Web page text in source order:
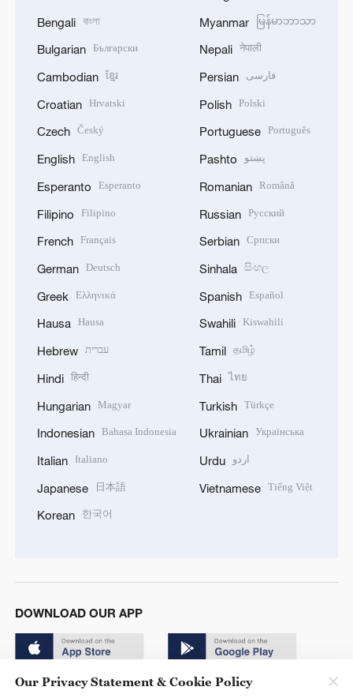
Bengali বাংলা
Bulgarian Български
Cambodian ខ្មែរ
Croatian Hrvatski
Czech Český
English English
Esperanto Esperanto
Filipino Filipino
French Français
German Deutsch
Greek Ελληνικά
Hausa Hausa
Hebrew עברית
Hindi हिन्दी
Hungarian Magyar
Indonesian Bahasa Indonesia
Italian Italiano
Japanese 日本語
Korean 한국어
Myanmar မြန်မာဘာသာ
Nepali नेपाली
Persian فارسی
Polish Polski
Portuguese Português
Pashto پښتو
Romanian Română
Russian Русский
Serbian Српски
Sinhala සිංහල
Spanish Español
Swahili Kiswahili
Tamil தமிழ்
Thai ไทย
Turkish Türkçe
Ukrainian Українська
Urdu اردو
Vietnamese Tiếng Việt
DOWNLOAD OUR APP
Our Privacy Statement & Cookie Policy